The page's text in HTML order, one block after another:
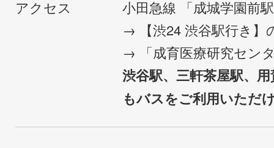
アクセス
小田急線 「成城学園前
→ 【渋24 渋谷駅行き】
→ 「成育医療研究セン
渋谷駅、三軒茶屋駅、
もバスをご利用いただ